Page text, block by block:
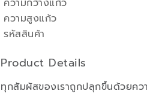
Product Details
ทุกสัมผัสของเราถูกปลุกขึ้นด้วยคว
คุณสมบัติ
ความกว้างแก้ว
ความสูงแก้ว
รหัสสินค้า